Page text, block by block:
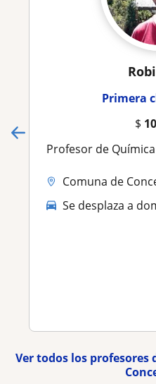
Primera
$
Profesor de Química para clases
Comuna de
Se desplaza a
Ver todos los profesores